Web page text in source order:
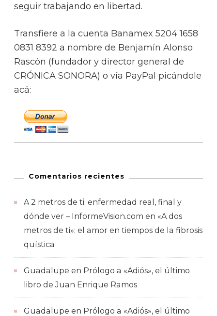
seguir trabajando en libertad.
Transfiere a la cuenta Banamex 5204 1658
0831 8392 a nombre de Benjamín Alonso
Rascón (fundador y director general de
CRÓNICA SONORA) o vía PayPal picándole
acá:
Comentarios recientes
A 2 metros de ti: enfermedad real, final y
dónde ver – InformeVision.com en «A dos
metros de ti»: el amor en tiempos de la fibrosis
quística
Guadalupe en Prólogo a «Adiós», el último
libro de Juan Enrique Ramos
Guadalupe en Prólogo a «Adiós», el último